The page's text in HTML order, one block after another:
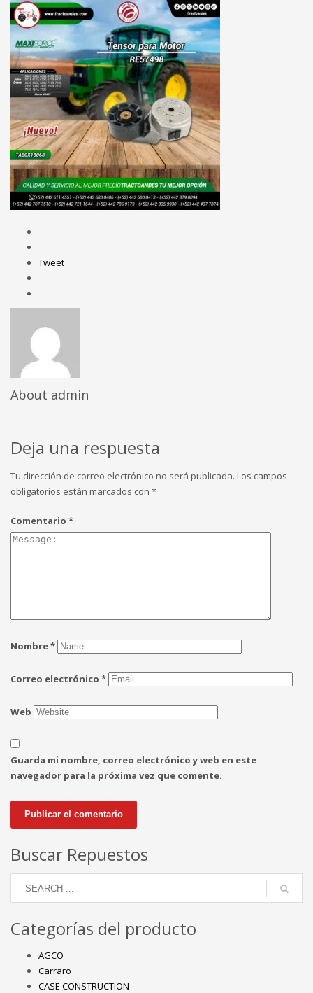
Tweet
About admin
Deja una respuesta
Tu dirección de correo electrónico no será publicada. Los campos
obligatorios están marcados con *
Comentario *
Nombre*
Correo electrónico *
Web
Guarda mi nombre, correo electrónico y web en este
navegador para la próxima vez que comente.
Buscar Repuestos
Categorías del producto
AGCO
Carraro
CASE CONSTRUCTION